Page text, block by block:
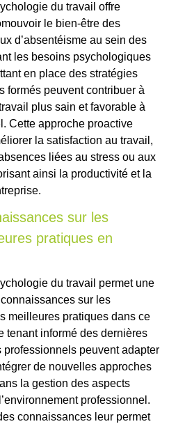
du travail offre
le bien-être des
d’absentéisme au sein des
les besoins psychologiques
en place des stratégies
formés peuvent contribuer à
plus sain et favorable à
Cette approche proactive
la satisfaction au travail,
liées au stress ou aux
ainsi la productivité et la
sur les
pratiques en
du travail permet une
sur les
meilleures pratiques dans ce
tenant informé des dernières
peuvent adapter
de nouvelles approches
la gestion des aspects
professionnel.
connaissances leur permet